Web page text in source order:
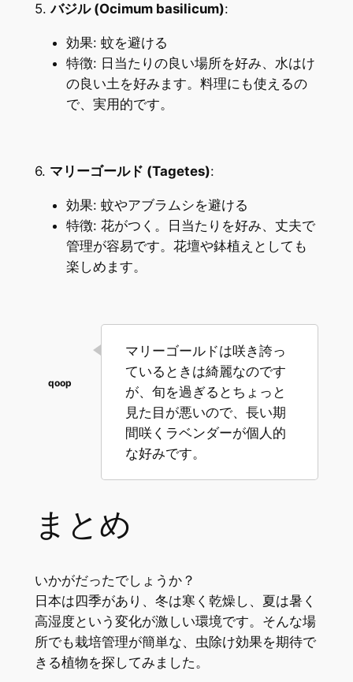
5.バジル (Ocimum basilicum):
効果: 蚊を避ける
特徴: 日当たりの良い場所を好み、水はけ
の良い土を好みます。料理にも使えるの
で、実用的です。
6. マリーゴールド (Tagetes):
効果: 蚊やアブラムシを避ける
特徴: 花がつく。日当たりを好み、丈夫で
管理が容易です。花壇や鉢植えとしても
楽しめます。
マリーゴールドは咲き誇っ
ているときは綺麗なのです
が、旬を過ぎるとちょっと
見た目が悪いので、長い期
間咲くラベンダーが個人的
な好みです。
まとめ
いかがだったでしょうか？
日本は四季があり、冬は寒く乾燥し、夏は暑く
高湿度という変化が激しい環境です。そんな場
所でも栽培管理が簡単な、虫除け効果を期待で
きる植物を探してみました。